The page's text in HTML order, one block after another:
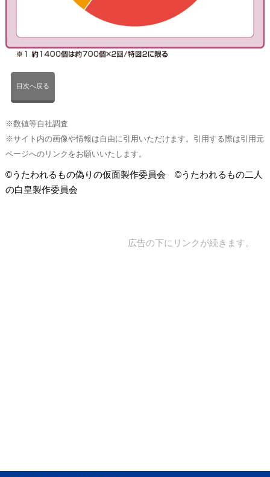
目次へ戻る
※数値等自社調査
※サイト内の画像や情報は自由に引用いただけます。引用する際は引用元
ページへのリンクをお願いいたします。
©うたわれるもの偽りの仮面製作委員会 ©うたわれるもの二人
の白皇製作委員会
広告の下にリンクが続きます。